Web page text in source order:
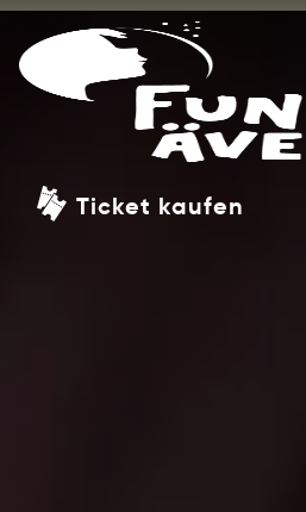
Ticket kaufen